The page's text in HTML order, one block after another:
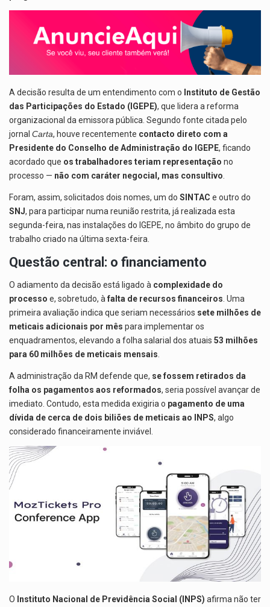
p
p
o
k
m
A decisão resulta de um entendimento com o Instituto de Gestão
das Participações do Estado (IGEPE), que lidera a reforma
organizacional da emissora pública. Segundo fonte citada pelo
jornal Carta, houve recentemente contacto direto com a
Presidente do Conselho de Administração do IGEPE, ficando
acordado que os trabalhadores teriam representação no
processo — não com caráter negocial, mas consultivo
Foram, assim, solicitados dois nomes, um do SINTAC e outro do
SNJ, para participar numa reunião restrita, já realizada esta
segunda-feira, nas instalações do IGEPE, no âmbito do grupo de
trabalho criado na última sexta-feira.
Questão central: o financiamento
O adiamento da decisão está ligado à complexidade do
processo e, sobretudo, à falta de recursos financeiros . Uma
primeira avaliação indica que seriam necessários sete milhões de
meticais adicionais por mês para implementar os
enquadramentos, elevando a folha salarial dos atuais 53 milhões
para 60 milhões de meticais mensais
A administração da RM defende que, se fossem retirados da
folha os pagamentos aos reformados, seria possível avançar de
imediato. Contudo, esta medida exigiria o pagamento de uma
dívida de cerca de dois biliões de meticais ao INPS, algo
considerado financeiramente inviável.
O Instituto Nacional de Previdência Social (INPS) afirma não ter